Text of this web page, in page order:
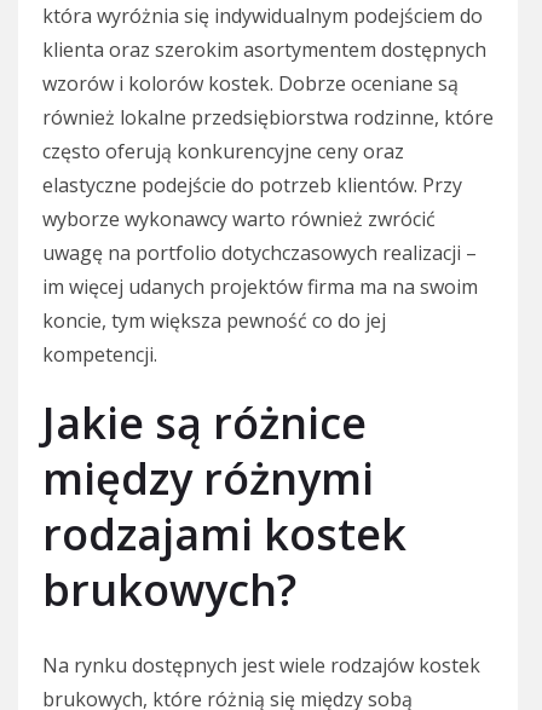
która wyróżnia się indywidualnym podejściem do
klienta oraz szerokim asortymentem dostępnych
wzorów i kolorów kostek. Dobrze oceniane są
również lokalne przedsiębiorstwa rodzinne, które
często oferują konkurencyjne ceny oraz
elastyczne podejście do potrzeb klientów. Przy
wyborze wykonawcy warto również zwrócić
uwagę na portfolio dotychczasowych realizacji –
im więcej udanych projektów firma ma na swoim
koncie, tym większa pewność co do jej
kompetencji.
Jakie są różnice
między różnymi
rodzajami kostek
brukowych?
Na rynku dostępnych jest wiele rodzajów kostek
brukowych, które różnią się między sobą